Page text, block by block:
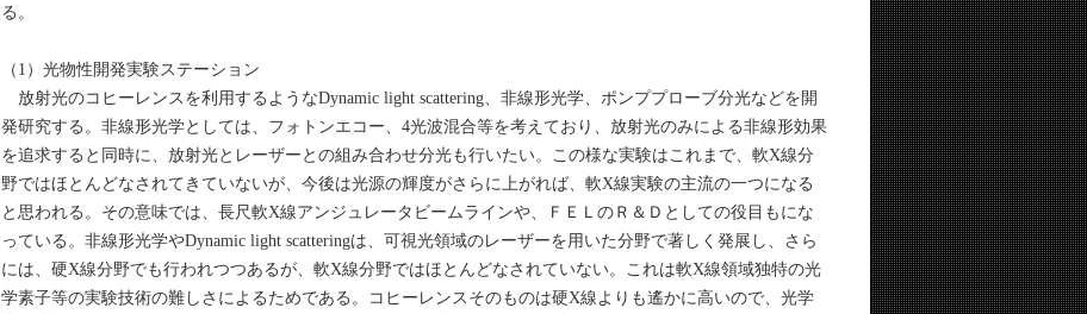
る。
（1）光物性開発実験ステーション
放射光のコヒーレンスを利用するようなDynamic light scattering、非線形光学、ポンププローブ分光などを開
発研究する。非線形光学としては、フォトンエコー、4光波混合等を考えており、放射光のみによる非線形効果
を追求すると同時に、放射光とレーザーとの組み合わせ分光も行いたい。この様な実験はこれまで、軟X線分
野ではほとんどなされてきていないが、今後は光源の輝度がさらに上がれば、軟X線実験の主流の一つになる
と思われる。その意味では、長尺軟X線アンジュレータビームラインや、ＦＥＬのＲ＆Ｄとしての役目もにな
っている。非線形光学やDynamic light scatteringは、可視光領域のレーザーを用いた分野で著しく発展し、さら
には、硬X線分野でも行われつつあるが、軟X線分野ではほとんどなされていない。これは軟X線領域独特の光
学素子等の実験技術の難しさによるためである。コヒーレンスそのものは硬X線よりも遙かに高いので、光学